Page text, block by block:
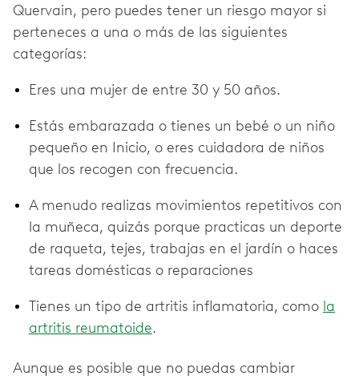
Quervain, pero puedes tener un riesgo mayor si
perteneces a una o más de las siguientes
categorías:
Eres una mujer de entre 30 y 50 años.
Estás embarazada o tienes un bebé o un niño
pequeño en Inicio, o eres cuidadora de niños
que los recogen con frecuencia.
A menudo realizas movimientos repetitivos con
la muñeca, quizás porque practicas un deporte
de raqueta, tejes, trabajas en el jardín o haces
tareas domésticas o reparaciones
Tienes un tipo de artritis inflamatoria, como la
artritis reumatoide.
Aunque es posible que no puedas cambiar